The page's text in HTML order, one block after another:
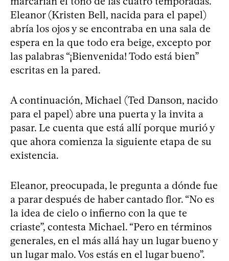
Eleanor (Kristen Bell, nacida para el papel)
abría los ojos y se encontraba en una sala de
espera en la que todo era beige, excepto por
las palabras “¡Bienvenida! Todo está bien”
escritas en la pared.
A continuación, Michael (Ted Danson, nacido
para el papel) abre una puerta y la invita a
pasar. Le cuenta que está allí porque murió y
que ahora comienza la siguiente etapa de su
existencia.
Eleanor, preocupada, le pregunta a dónde fue
a parar después de haber cantado flor. “No es
la idea de cielo o infierno con la que te
criaste”, contesta Michael. “Pero en términos
generales, en el más allá hay un lugar bueno y
un lugar malo. Vos estás en el lugar bueno”.